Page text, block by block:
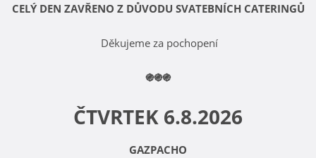
CELÝ DEN ZAVŘENO Z DŮVODU SVATEBNÍCH CATERINGŮ
Děkujeme za pochopení
֍֍֍
ČTVRTEK 6.8.2026
GAZPACHO